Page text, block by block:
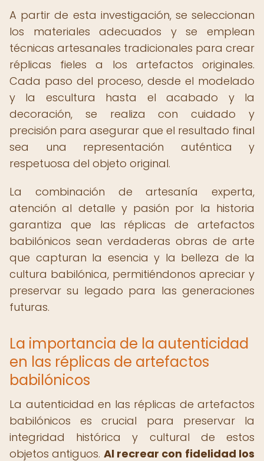
A partir de esta investigación, se seleccionan
los materiales adecuados y se emplean
técnicas artesanales tradicionales para crear
réplicas fieles a los artefactos originales.
Cada paso del proceso, desde el modelado
y la escultura hasta el acabado y la
decoración, se realiza con cuidado y
precisión para asegurar que el resultado final
sea una representación auténtica y
respetuosa del objeto original.
La combinación de artesanía experta,
atención al detalle y pasión por la historia
garantiza que las réplicas de artefactos
babilónicos sean verdaderas obras de arte
que capturan la esencia y la belleza de la
cultura babilónica, permitiéndonos apreciar y
preservar su legado para las generaciones
futuras.
La importancia de la autenticidad
en las réplicas de artefactos
babilónicos
La autenticidad en las réplicas de artefactos
babilónicos es crucial para preservar la
integridad histórica y cultural de estos
objetos antiguos. Al recrear con fidelidad los